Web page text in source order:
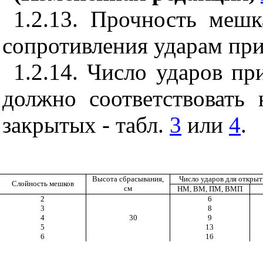
1.2.13. Прочность
сопротивления ударам
1.2.14. Число ударов
должно
закрытых - табл. 3 или 4.
Слойностьмешков
Высота сбрасывания,
см
Число ударов для
НМ, ВМ, ПМ, ВМП
2
30
6
3
8
4
9
5
13
6
16